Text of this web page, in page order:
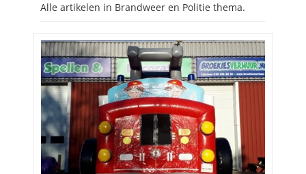
Alle artikelen in Brandweer en Politie thema.